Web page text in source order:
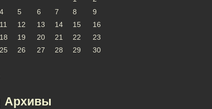
4 5 6 7 8
9
11 12 13 14 15
16
18 19 20 21 22
23
25 26 27 28 29
30
Архивы